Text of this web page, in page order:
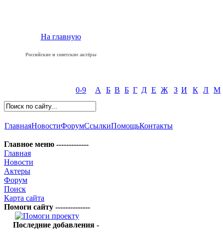
На главную
Российские и советские актёры
0-9 А Б В Б Г Д Е Ж З И К Л М
ГлавнаяНовостиФорумСсылкиПомощьКонтакты
Главное меню -------------
Главная
Новости
Актеры
Форум
Поиск
Карта сайта
Помоги сайту --------------
Последние добавления -